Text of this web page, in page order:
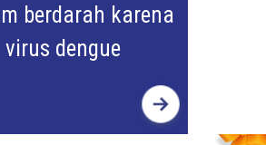
berdarah karena
virus dengue